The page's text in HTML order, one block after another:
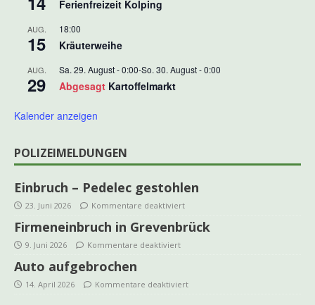
Ferienfreizeit Kolping
AUG.
15
18:00
Kräuterweihe
AUG.
29
Sa. 29. August - 0:00-So. 30. August - 0:00
Abgesagt Kartoffelmarkt
Kalender anzeigen
POLIZEIMELDUNGEN
Einbruch – Pedelec gestohlen
23. Juni 2026 Kommentare deaktiviert
Firmeneinbruch in Grevenbrück
9. Juni 2026 Kommentare deaktiviert
Auto aufgebrochen
14. April 2026 Kommentare deaktiviert